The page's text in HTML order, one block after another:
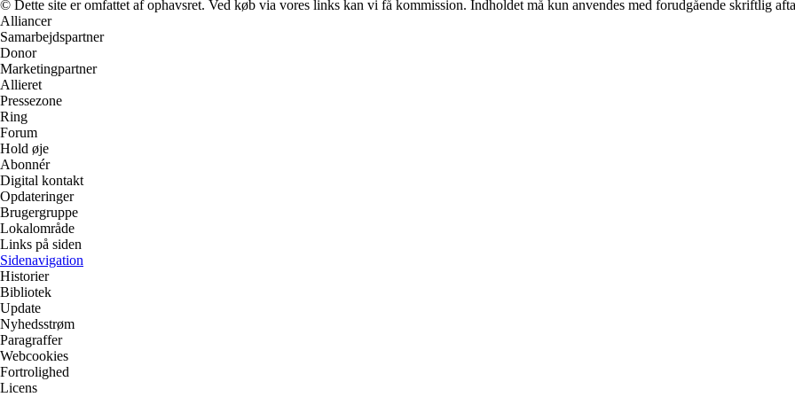
© Dette site er omfattet af ophavsret. Ved køb via vores links kan vi få kommission. Indholdet må kun anvendes med forudgående skriftlig
Alliancer
Samarbejdspartner
Donor
Marketingpartner
Allieret
Pressezone
Ring
Forum
Hold øje
Abonnér
Digital kontakt
Opdateringer
Brugergruppe
Lokalområde
Links på siden
Sidenavigation
Historier
Bibliotek
Update
Nyhedsstrøm
Paragraffer
Webcookies
Fortrolighed
Licens